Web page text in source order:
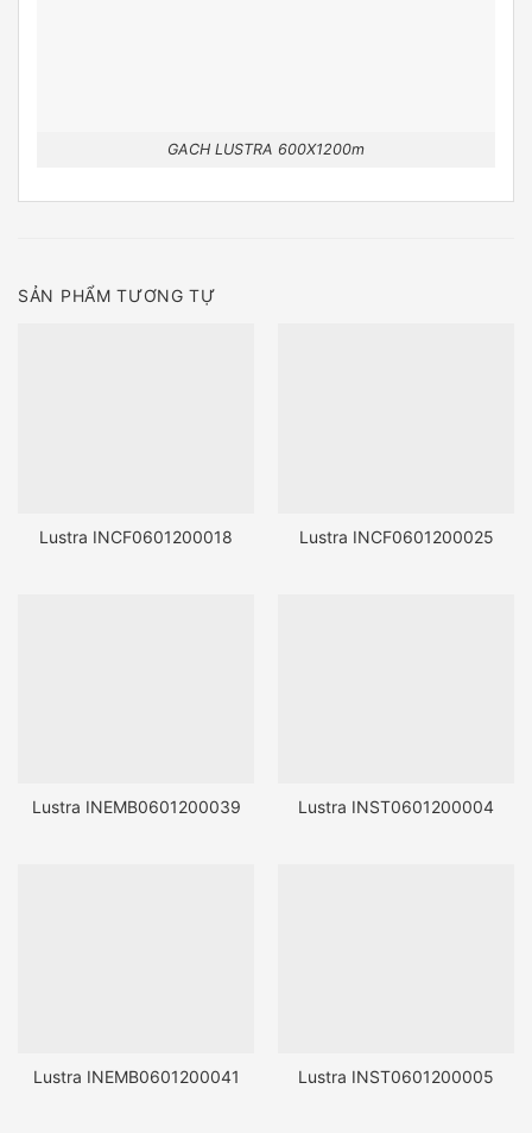
GACH LUSTRA 600X1200m
SẢN PHẨM TƯƠNG TỰ
Lustra INCF0601200018 Lustra INCF0601200025
Lustra INEMB0601200039 Lustra INST0601200004
Lustra INEMB0601200041 Lustra INST0601200005